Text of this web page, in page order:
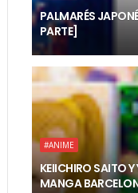
PALMARÉS
PARTE]
#ANIME
KEIICHIRO SAITO Y
MANGA